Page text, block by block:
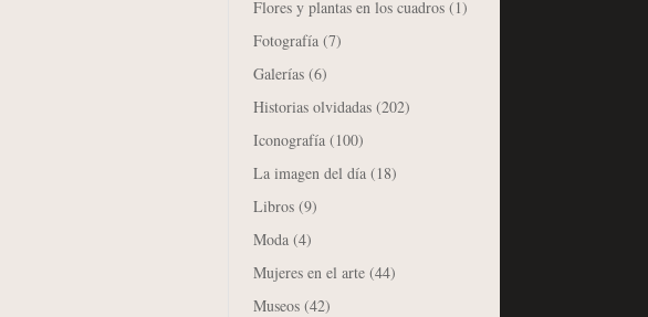
Flores y plantas en los cuadros (1)
Fotografía (7)
Galerías (6)
Historias olvidadas (202)
Iconografía (100)
La imagen del día (18)
Libros (9)
Moda (4)
Mujeres en el arte (44)
Museos (42)